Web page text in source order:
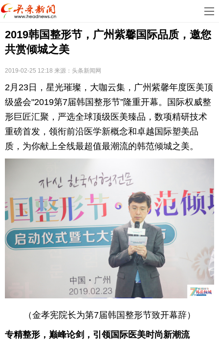
首
页
娱
乐
科
地
产
汽
车
健
尚
体
育
育
2019韩国整形节，广州紫馨国际品质，邀您
共赏倾城之美
2019-02-25 12:18 来源： 头条新闻网
2月23日，星光璀璨，大咖云集，广州紫馨年度医美顶
级盛会"2019第7届韩国整形节”隆重开幕。国际权威整
形巨匠汇聚，严选全球顶级医美臻品，数项精研技术
重磅首发，领衔前沿医学新概念和卓越国际塑美品
质，为你献上全线最超值最潮流的韩范倾城之美。
（金孝宪院长为第7届韩国整形节致开幕辞）
专精整形，巅峰论剑，引领国际医美时尚新潮流